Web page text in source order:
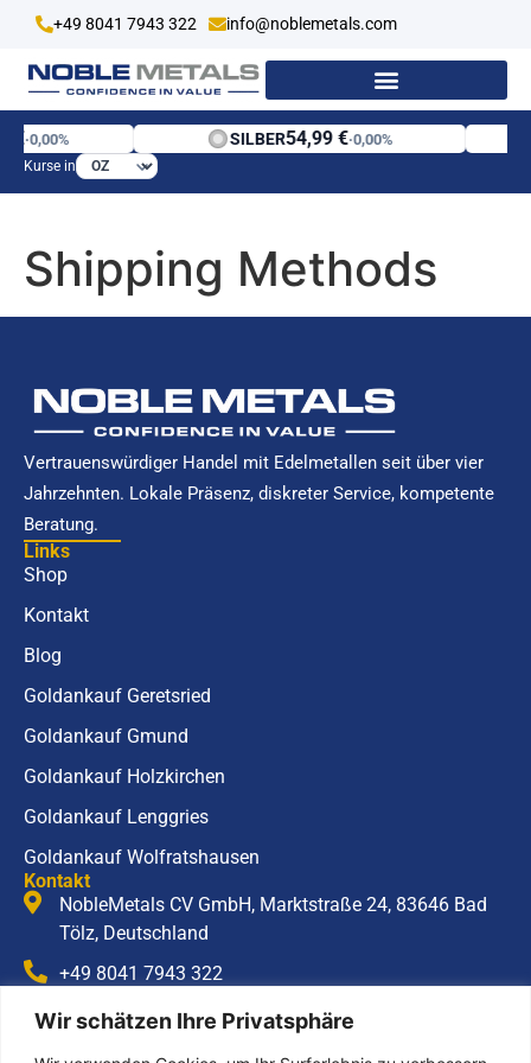
Wir schätzen Ihre Privatsphäre
+49 8041 7943 322 info@noblemetals.com
·0,00% SILBER54,99 €·0,00%
Kurse in
Shipping Methods
Vertrauenswürdiger Handel mit Edelmetallen seit über vier
Jahrzehnten. Lokale Präsenz, diskreter Service, kompetente
Beratung.
Links
Shop
Kontakt
Blog
Goldankauf Geretsried
Goldankauf Gmund
Goldankauf Holzkirchen
Goldankauf Lenggries
Goldankauf Wolfratshausen
Kontakt
NobleMetals CV GmbH, Marktstraße 24, 83646 Bad
Tölz, Deutschland
+49 8041 7943 322
info@noblemetals.com
Öffnungszeiten